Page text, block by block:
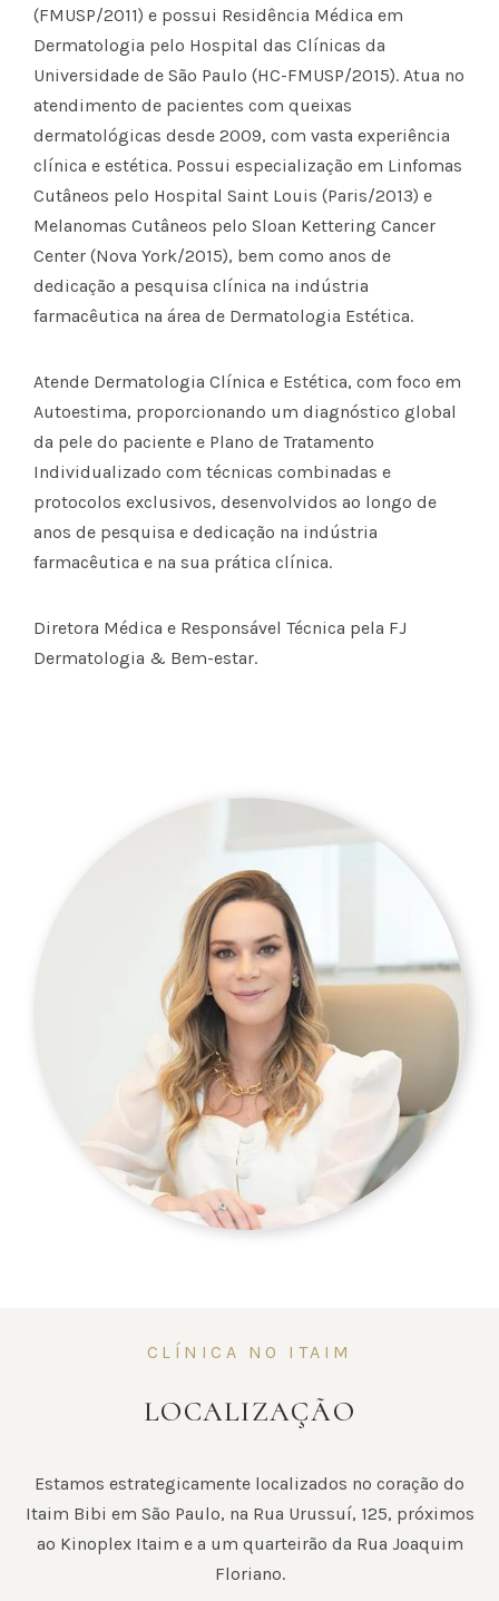
(FMUSP/2011) e possui Residência Médica em
Dermatologia pelo Hospital das Clínicas da
Universidade de São Paulo (HC-FMUSP/2015). Atua no
atendimento de pacientes com queixas
dermatológicas desde 2009, com vasta experiência
clínica e estética. Possui especialização em Linfomas
Cutâneos pelo Hospital Saint Louis (Paris/2013) e
Melanomas Cutâneos pelo Sloan Kettering Cancer
Center (Nova York/2015), bem como anos de
dedicação a pesquisa clínica na indústria
farmacêutica na área de Dermatologia Estética.
Atende Dermatologia Clínica e Estética, com foco em
Autoestima, proporcionando um diagnóstico global
da pele do paciente e Plano de Tratamento
Individualizado com técnicas combinadas e
protocolos exclusivos, desenvolvidos ao longo de
anos de pesquisa e dedicação na indústria
farmacêutica e na sua prática clínica.
Diretora Médica e Responsável Técnica pela FJ
Dermatologia & Bem-estar.
CLÍNICA NO ITAIM
LOCALIZAÇÃO
Estamos estrategicamente localizados no coração do
Itaim Bibi em São Paulo, na Rua Urussuí, 125, próximos
ao Kinoplex Itaim e a um quarteirão da Rua Joaquim
Floriano.